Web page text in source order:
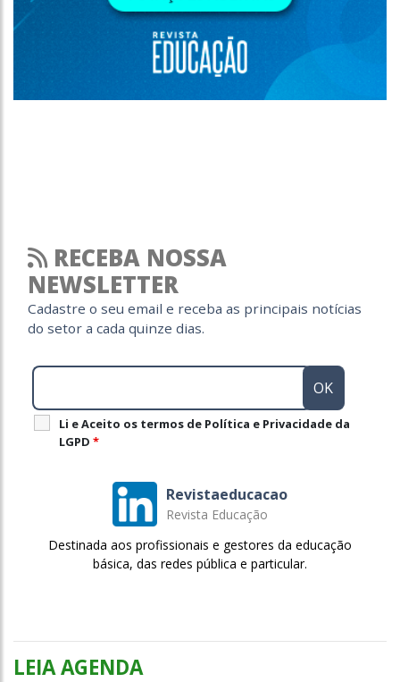
RECEBA NOSSA
NEWSLETTER
Cadastre o seu email e receba as principais notícias
do setor a cada quinze dias.
Li e Aceito os termos de Política e Privacidade da
LGPD *
Revistaeducacao
Revista Educação
Destinada aos profissionais e gestores da educação
básica, das redes pública e particular.
LEIA AGENDA